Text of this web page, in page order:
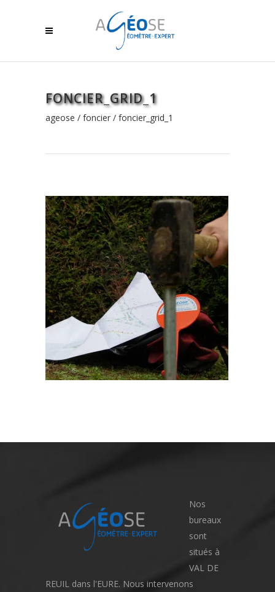
FONCIER_GRID_1
ageose / foncier / foncier_grid_1
Nos
bureaux
sont
situés à
VAL DE
REUIL dans l'EURE. Nous intervenons